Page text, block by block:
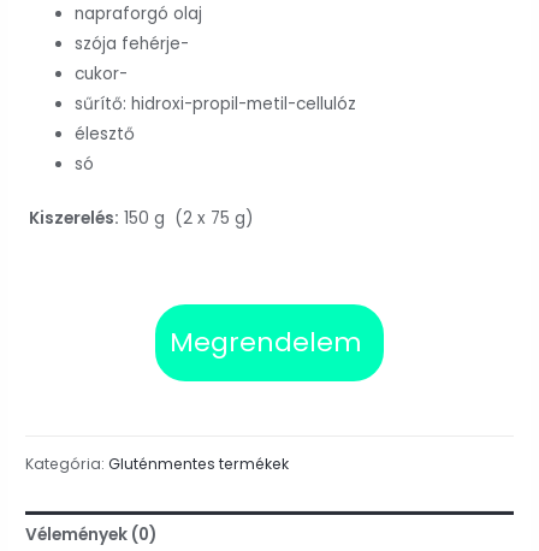
napraforgó olaj
szója fehérje-
cukor-
sűrítő: hidroxi-propil-metil-cellulóz
élesztő
só
Kiszerelés: 150 g (2 x 75 g)
Megrendelem
Kategória:Gluténmentes termékek
Vélemények (0)